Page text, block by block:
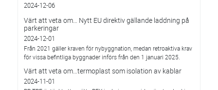
2024-12-06
Värt att veta om… Nytt EU direktiv gällande laddning på
parkeringar
2024-12-01
Från 2021 gäller kraven för nybyggnation, medan retroaktiva krav
för vissa befintliga byggnader införs från den 1 januari 2025.
Värt att veta om…termoplast som isolation av kablar
2024-11-01